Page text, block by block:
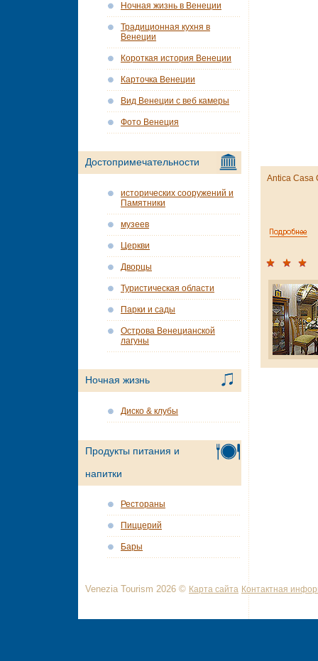
Antica Casa
Ночная жизнь в Венеции
Традиционная кухня в
Венеции
Короткая история Венеции
Карточка Венеции
Вид Венеции с веб камеры
Фото Венеция
Достопримечательности
исторических сооружений и
Памятники
музеев
Церкви
Дворцы
Туристическая области
Парки и сады
Острова Венецианской
лагуны
Ночная жизнь
Диско & клубы
Продукты питания и
напитки
Рестораны
Пиццерий
Бары
Venezia Tourism 2026 © Карта сайта Контактная